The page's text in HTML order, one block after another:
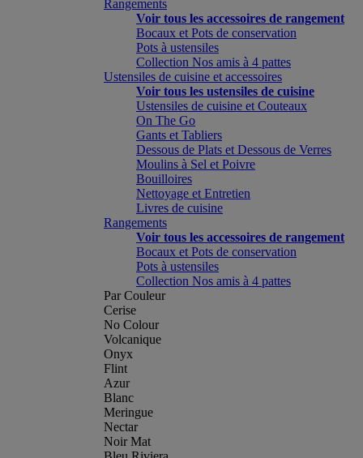
Rangements
Voir tous les accessoires de rangement
Bocaux et Pots de conservation
Pots à ustensiles
Collection Nos amis à 4 pattes
Ustensiles de cuisine et accessoires
Voir tous les ustensiles de cuisine
Ustensiles de cuisine et Couteaux
On The Go
Gants et Tabliers
Dessous de Plats et Dessous de Verres
Moulins à Sel et Poivre
Bouilloires
Nettoyage et Entretien
Livres de cuisine
Rangements
Voir tous les accessoires de rangement
Bocaux et Pots de conservation
Pots à ustensiles
Collection Nos amis à 4 pattes
Par Couleur
Cerise
No Colour
Volcanique
Onyx
Flint
Azur
Blanc
Meringue
Nectar
Noir Mat